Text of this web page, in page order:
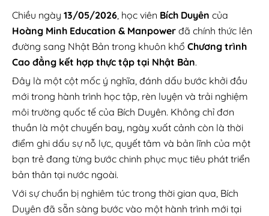
Chiều ngày 13/05/2026, học viên Bích Duyên của
Hoàng Minh Education & Manpower đã chính thức lên
đường sang Nhật Bản trong khuôn khổ Chương trình
Cao đẳng kết hợp thực tập tại Nhật Bản.
Đây là một cột mốc ý nghĩa, đánh dấu bước khởi đầu
mới trong hành trình học tập, rèn luyện và trải nghiệm
môi trường quốc tế của Bích Duyên. Không chỉ đơn
thuần là một chuyến bay, ngày xuất cảnh còn là thời
điểm ghi dấu sự nỗ lực, quyết tâm và bản lĩnh của một
bạn trẻ đang từng bước chinh phục mục tiêu phát triển
bản thân tại nước ngoài.
Với sự chuẩn bị nghiêm túc trong thời gian qua, Bích
Duyên đã sẵn sàng bước vào một hành trình mới tại